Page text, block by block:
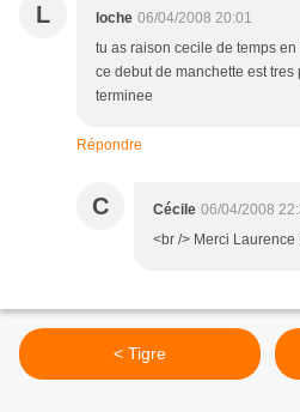
L loche 06/04/2008 20:01
tu as raison cecile de temps
ce debut de manchette est
terminee
Répondre
C Cécile 06/04/2008
<br /> Merci Laurence
< Tigre